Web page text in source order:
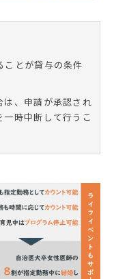
ことが貸与の条件
は、申請が承認され
時中断して行うこ